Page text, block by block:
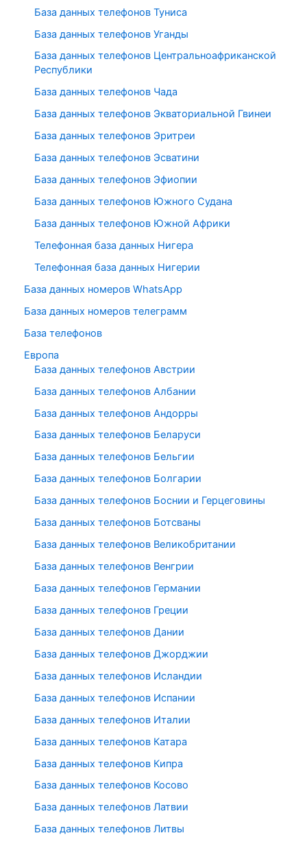
База данных телефонов Туниса
База данных телефонов Уганды
База данных телефонов Центральноафриканской
Республики
База данных телефонов Чада
База данных телефонов Экваториальной Гвинеи
База данных телефонов Эритреи
База данных телефонов Эсватини
База данных телефонов Эфиопии
База данных телефонов Южного Судана
База данных телефонов Южной Африки
Телефонная база данных Нигера
Телефонная база данных Нигерии
База данных номеров WhatsApp
База данных номеров телеграмм
База телефонов
Европа
База данных телефонов Австрии
База данных телефонов Албании
База данных телефонов Андорры
База данных телефонов Беларуси
База данных телефонов Бельгии
База данных телефонов Болгарии
База данных телефонов Боснии и Герцеговины
База данных телефонов Ботсваны
База данных телефонов Великобритании
База данных телефонов Венгрии
База данных телефонов Германии
База данных телефонов Греции
База данных телефонов Дании
База данных телефонов Джорджии
База данных телефонов Исландии
База данных телефонов Испании
База данных телефонов Италии
База данных телефонов Катара
База данных телефонов Кипра
База данных телефонов Косово
База данных телефонов Латвии
База данных телефонов Литвы